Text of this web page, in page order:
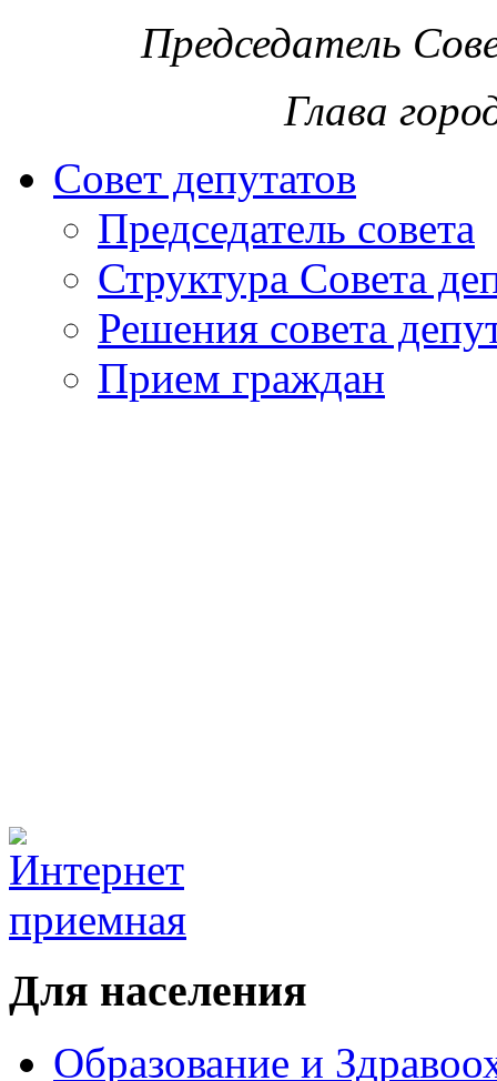
Председатель
Глава
Совет депутатов
Председатель совета
Структура Совета
Решения совета
Прием граждан
Для населения
Образование и